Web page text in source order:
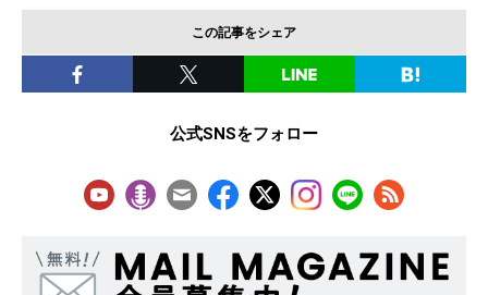
この記事をシェア
公式SNSをフォロー